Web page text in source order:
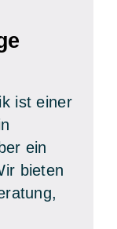
ist einer
ein
bieten